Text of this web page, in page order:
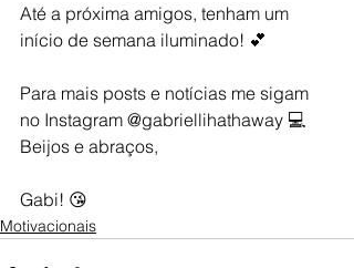
Até a próxima amigos, tenham um
início de semana iluminado! 💕
Para mais posts e notícias me sigam
no Instagram @gabriellihathaway 💻
Beijos e abraços,
Gabi! 😘
Motivacionais